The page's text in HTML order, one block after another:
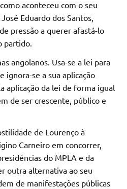
aconteceu com o seu
Eduardo dos Santos,
pressão a querer afastá-lo
partido.
angolanos. Usa-se a lei para
ignora-se a sua aplicação
aplicação da lei de forma igual
de ser crescente, público e
de Lourenço à
Carneiro em concorrer,
do MPLA e da
outra alternativa ao seu
de manifestações públicas